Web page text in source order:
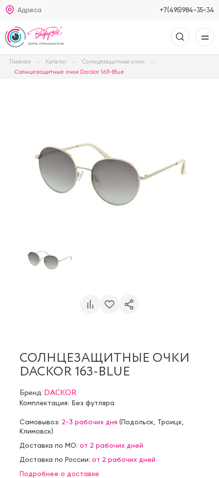
Адреса +7(495)984-35-34
Главная Каталог Солнцезащитные очки
Солнцезащитные очки Dackor 163-Blue
СОЛНЦЕЗАЩИТНЫЕ ОЧКИ
DACKOR 163-BLUE
Бренд:DACKOR
Комплектация: Без футляра
Самовывоз: 2-3 рабочих дня (Подольск Троицк
Климовск)
Доставка по МО: от 2 рабочих дней
Доставка по России: от 2 рабочих дней
Подробнее о доставке